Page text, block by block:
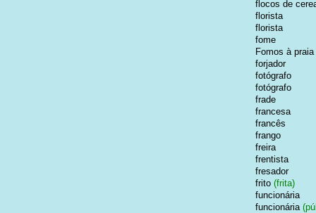
flocos de
florista
florista
fome
Fomos à
forjador
fotógrafo
fotógrafo
frade
francesa
francês
frango
freira
frentista
fresador
frito (frita)
funcionária
funcionária